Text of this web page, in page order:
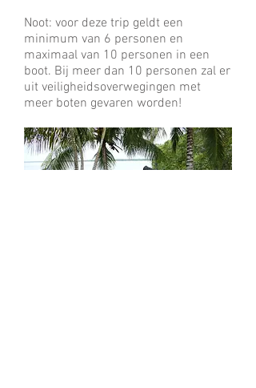
Noot: voor deze trip geldt een
minimum van 6 personen en
maximaal van 10 personen in een
boot. Bij meer dan 10 personen zal er
uit veiligheidsoverwegingen met
meer boten gevaren worden!